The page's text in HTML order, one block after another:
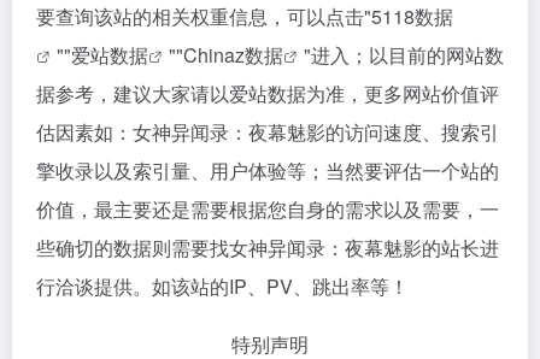
要查询该站的相关权重信息，可以点击"5118数据
""爱站数据 ""Chinaz数据
"进入；以目前的网站数
据参考，建议大家请以爱站数据为准，更多网站价值评
估因素如：女神异闻录：夜幕魅影的访问速度、搜索引
擎收录以及索引量、用户体验等；当然要评估一个站的
价值，最主要还是需要根据您自身的需求以及需要，一
些确切的数据则需要找女神异闻录：夜幕魅影的站长进
行洽谈提供。如该站的IP、PV、跳出率等！
特别声明